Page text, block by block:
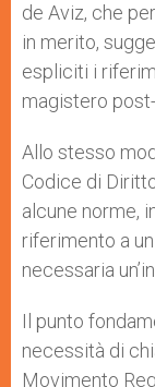
de Aviz, che
in merito,
espliciti i
magistero
Allo stesso
Codice di
alcune norme,
riferimento a
necessaria
Il punto
necessità di
Movimento